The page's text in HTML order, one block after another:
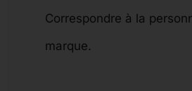
Correspondre à la
marque.